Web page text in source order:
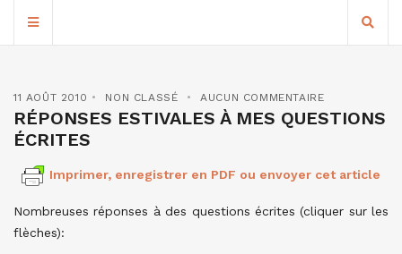
11 AOÛT 2010 NON CLASSÉ AUCUN COMMENTAIRE
RÉPONSES ESTIVALES À MES QUESTIONS
ÉCRITES
Imprimer, enregistrer en PDF ou envoyer cet article
Nombreuses réponses à des questions écrites (cliquer sur les
flèches):